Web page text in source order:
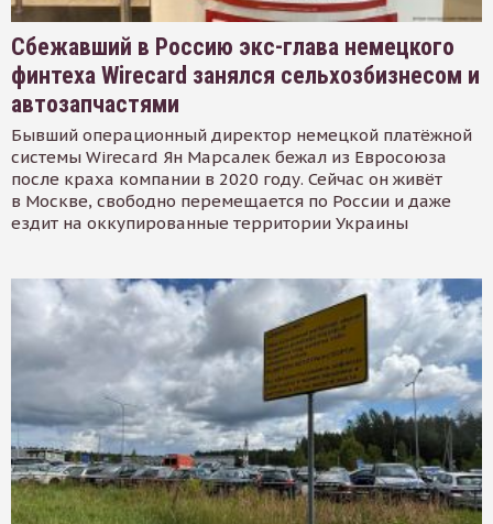
Сбежавший в Россию экс-глава немецкого
финтеха Wirecard занялся сельхозбизнесом и
автозапчастями
Бывший операционный директор немецкой платёжной
системы Wirecard Ян Марсалек бежал из Евросоюза
после краха компании в 2020 году. Сейчас он живёт
в Москве, свободно перемещается по России и даже
ездит на оккупированные территории Украины